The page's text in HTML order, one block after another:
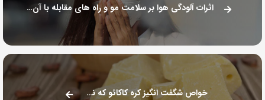
اثرات آلودگی هوا بر سلامت مو و راه های مقابله با آن که نمیدونستید!
خواص شگفت انگیز کره کاکائو که نمی دانستید